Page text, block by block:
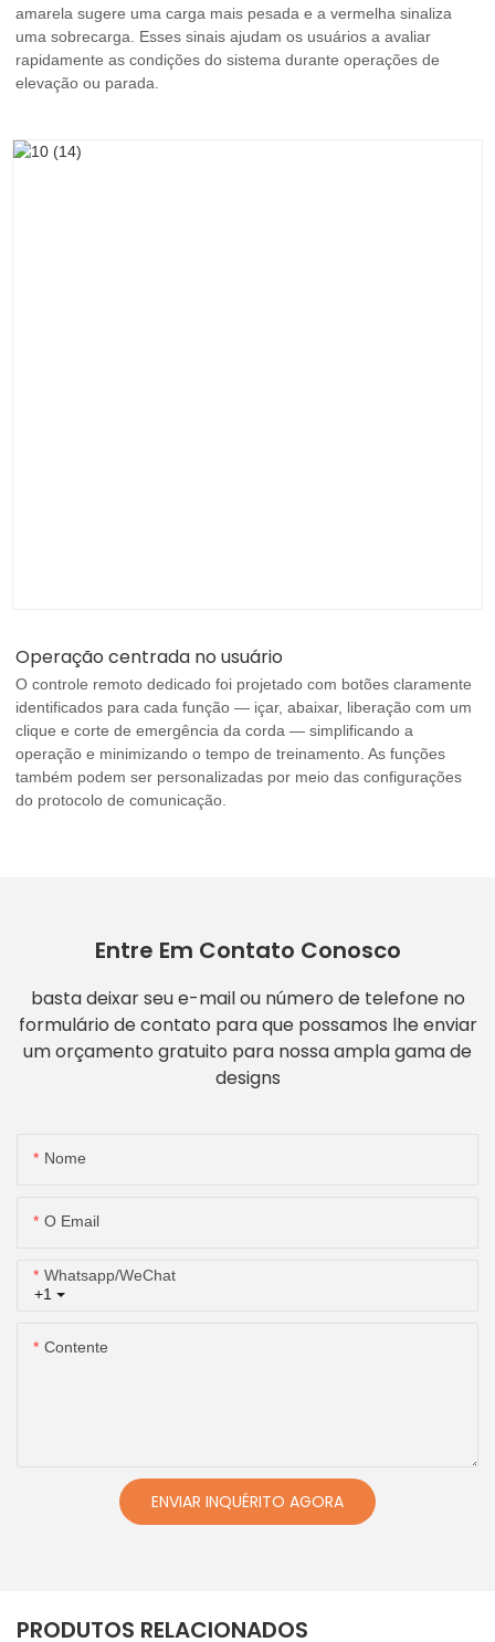
amarela sugere uma carga mais pesada e a vermelha sinaliza
uma sobrecarga. Esses sinais ajudam os usuários a avaliar
rapidamente as condições do sistema durante operações de
elevação ou parada.
Operação centrada no usuário
O controle remoto dedicado foi projetado com botões claramente
identificados para cada função — içar, abaixar, liberação com um
clique e corte de emergência da corda — simplificando a
operação e minimizando o tempo de treinamento. As funções
também podem ser personalizadas por meio das configurações
do protocolo de comunicação.
Entre Em Contato Conosco
basta deixar seu e-mail ou número de telefone no
formulário de contato para que possamos lhe enviar
um orçamento gratuito para nossa ampla gama de
designs
Nome
O Email
+1
Whatsapp/WeChat
Contente
ENVIAR INQUÉRITO AGORA
PRODUTOS RELACIONADOS